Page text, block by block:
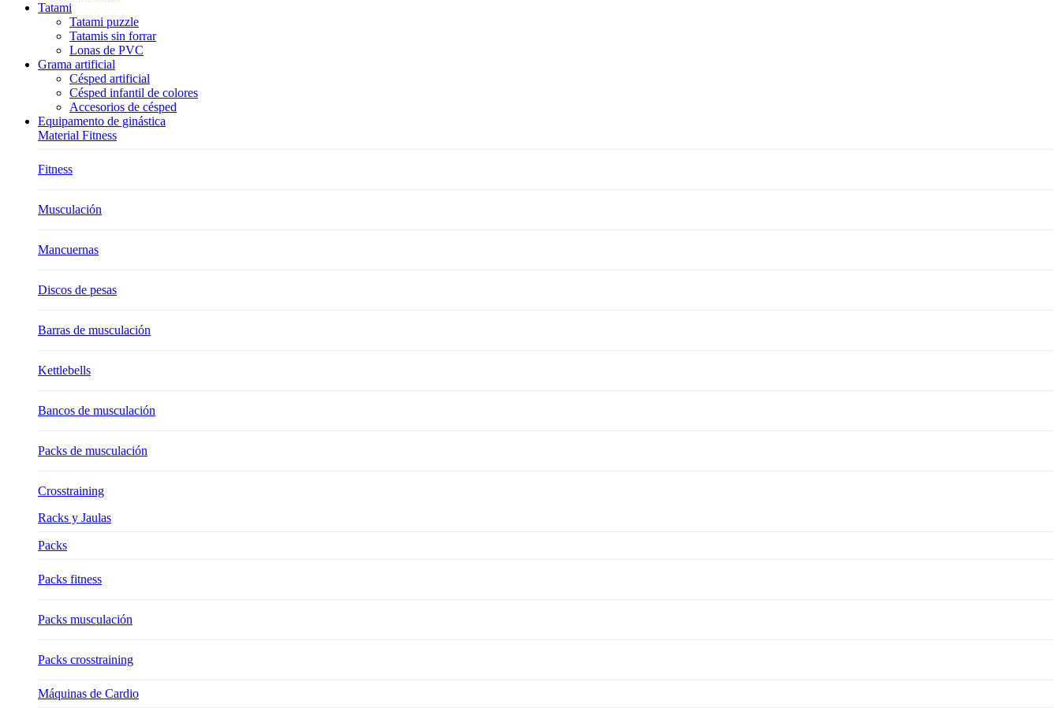
Tatami
Tatami puzzle
Tatamis sin forrar
Lonas de PVC
Grama artificial
Césped artificial
Césped infantil de colores
Accesorios de césped
Equipamento de ginástica
Material Fitness
Fitness
Musculación
Mancuernas
Discos de pesas
Barras de musculación
Kettlebells
Bancos de musculación
Packs de musculación
Crosstraining
Racks y Jaulas
Packs
Packs fitness
Packs musculación
Packs crosstraining
Máquinas de Cardio